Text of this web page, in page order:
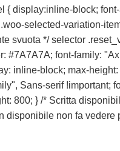
{ display:inline-block;
selected-variation-
svuota */ selector
#7A7A7A; font-family:
inline-block; max-
Sans-serif
800; } /* Scritta
disponibile non fa